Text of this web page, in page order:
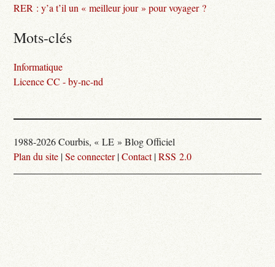
RER : y’a t’il un « meilleur jour » pour voyager ?
Mots-clés
Informatique
Licence CC - by-nc-nd
1988-2026 Courbis, « LE » Blog Officiel
Plan du site |Se connecter|Contact|RSS 2.0